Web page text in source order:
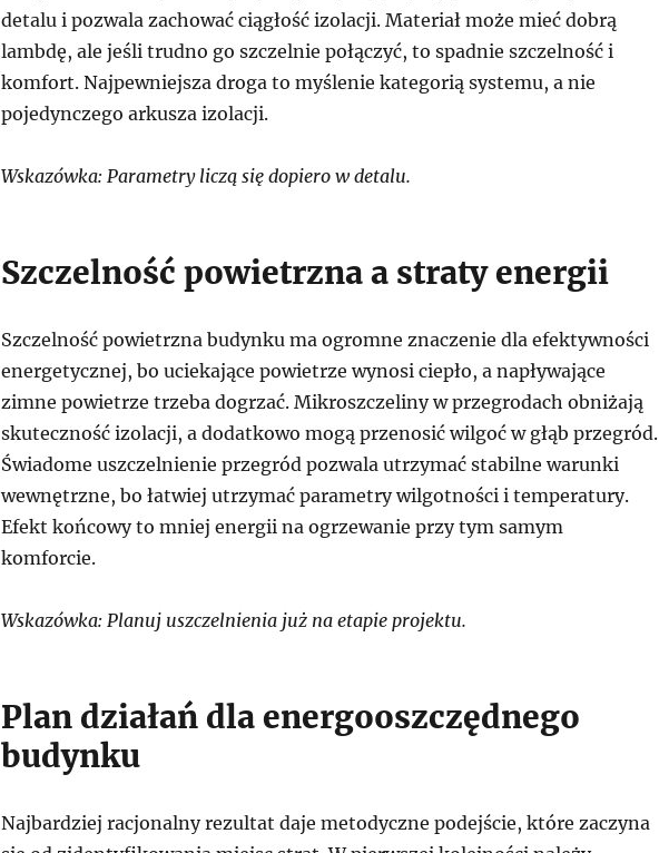
detalu i pozwala zachować ciągłość izolacji. Materiał może mieć dobrą
lambdę, ale jeśli trudno go szczelnie połączyć, to spadnie szczelność i
komfort. Najpewniejsza droga to myślenie kategorią systemu, a nie
pojedynczego arkusza izolacji.
Wskazówka: Parametry liczą się dopiero w detalu.
Szczelność powietrzna a straty energii
Szczelność powietrzna budynku ma ogromne znaczenie dla efektywności
energetycznej, bo uciekające powietrze wynosi ciepło, a napływające
zimne powietrze trzeba dogrzać. Mikroszczeliny w przegrodach obniżają
skuteczność izolacji, a dodatkowo mogą przenosić wilgoć w głąb przegród.
Świadome uszczelnienie przegród pozwala utrzymać stabilne warunki
wewnętrzne, bo łatwiej utrzymać parametry wilgotności i temperatury.
Efekt końcowy to mniej energii na ogrzewanie przy tym samym
komforcie.
Wskazówka: Planuj uszczelnienia już na etapie projektu.
Plan działań dla energooszczędnego
budynku
Najbardziej racjonalny rezultat daje metodyczne podejście, które zaczyna